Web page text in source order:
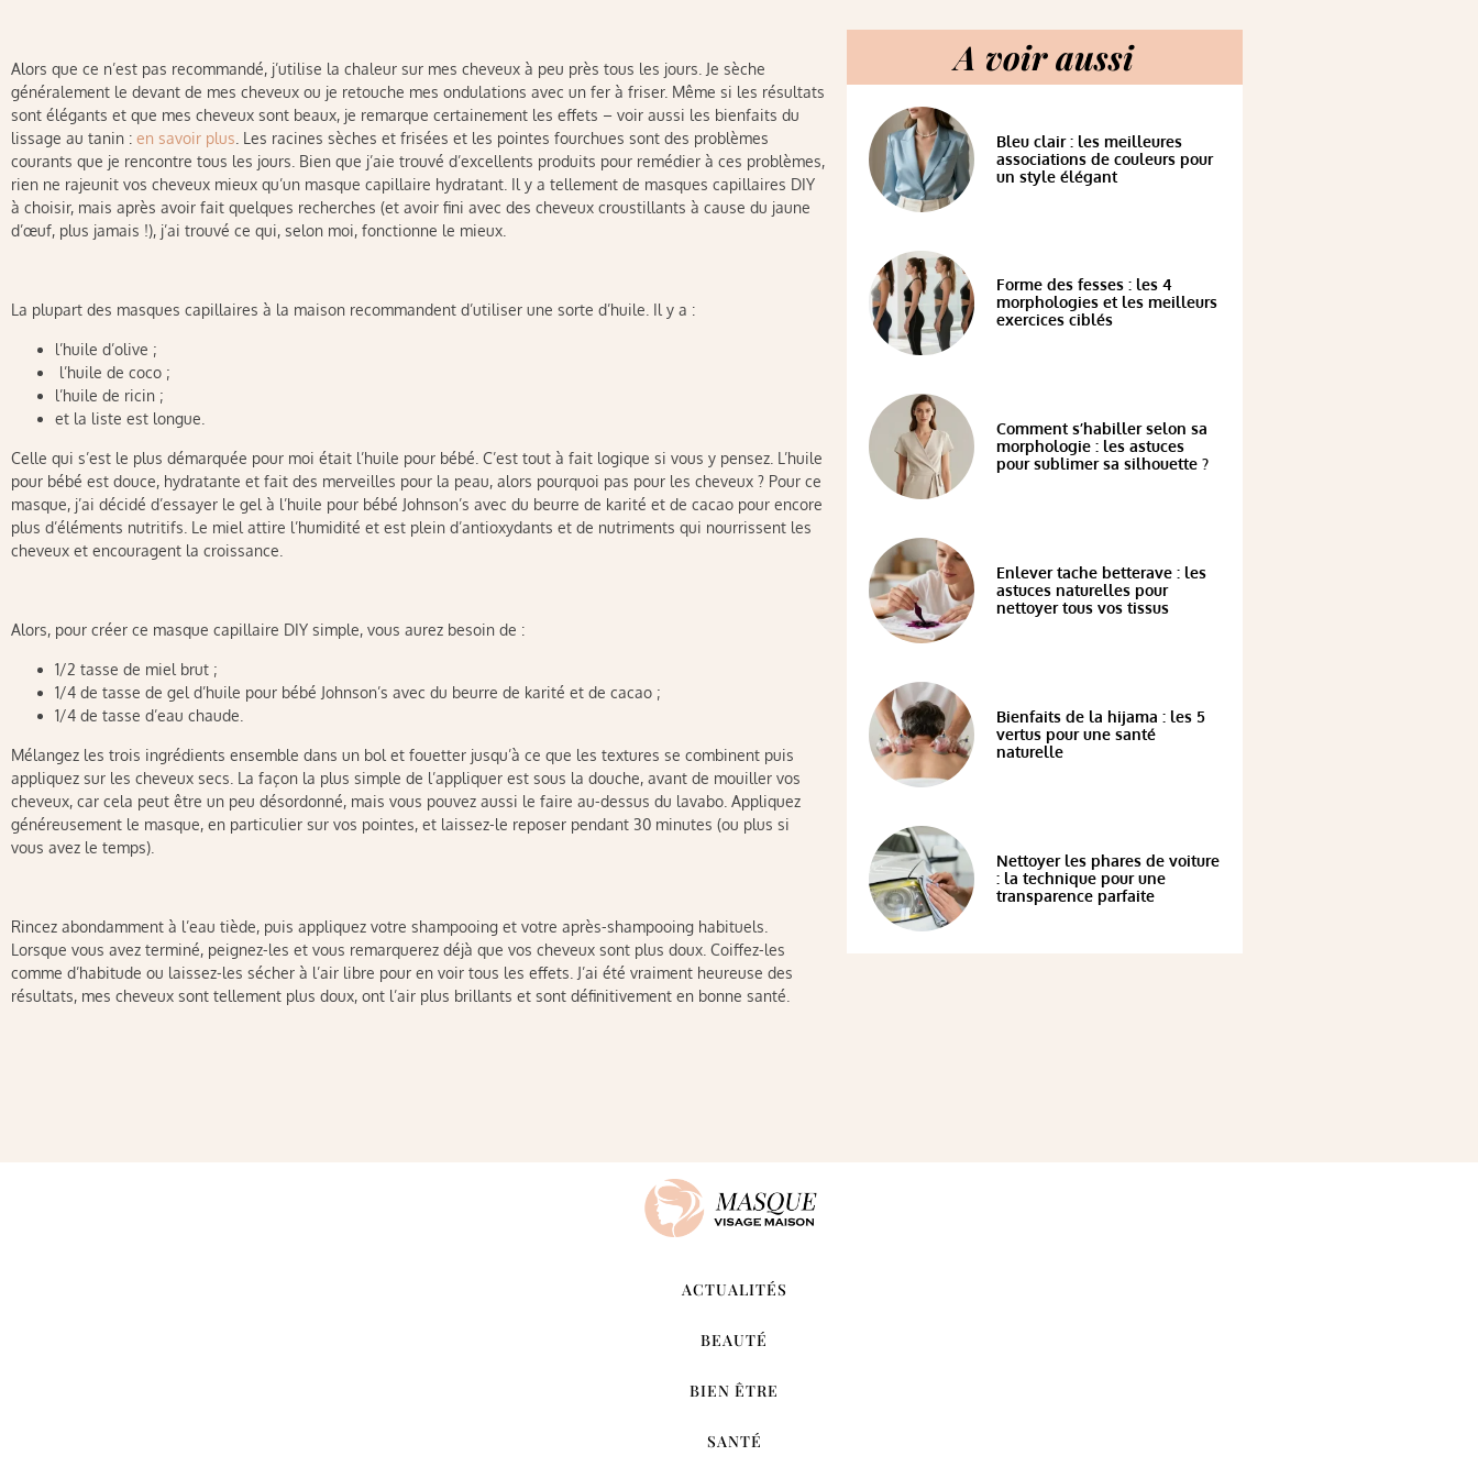
Alors que ce n’est pas recommandé, j’utilise la chaleur sur mes cheveux à peu près tous les jours. Je sèche
généralement le devant de mes cheveux ou je retouche mes ondulations avec un fer à friser. Même si les résultats
sont élégants et que mes cheveux sont beaux, je remarque certainement les effets – voir aussi les bienfaits du
lissage au tanin : en savoir plus . Les racines sèches et frisées et les pointes fourchues sont des problèmes
courants que je rencontre tous les jours. Bien que j’aie trouvé d’excellents produits pour remédier à ces problèmes,
rien ne rajeunit vos cheveux mieux qu’un masque capillaire hydratant. Il y a tellement de masques capillaires DIY
à choisir, mais après avoir fait quelques recherches (et avoir fini avec des cheveux croustillants à cause du jaune
d’œuf, plus jamais !), j’ai trouvé ce qui, selon moi, fonctionne le mieux.
La plupart des masques capillaires à la maison recommandent d’utiliser une sorte d’huile. Il y a :
l’huile d’olive ;
l’huile de coco ;
l’huile de ricin ;
et la liste est longue.
Celle qui s’est le plus démarquée pour moi était l’huile pour bébé. C’est tout à fait logique si vous y pensez. L’huile
pour bébé est douce, hydratante et fait des merveilles pour la peau, alors pourquoi pas pour les cheveux ? Pour ce
masque, j’ai décidé d’essayer le gel à l’huile pour bébé Johnson’s avec du beurre de karité et de cacao pour encore
plus d’éléments nutritifs. Le miel attire l’humidité et est plein d’antioxydants et de nutriments qui nourrissent les
cheveux et encouragent la croissance.
Alors, pour créer ce masque capillaire DIY simple, vous aurez besoin de :
1/2 tasse de miel brut ;
1/4 de tasse de gel d’huile pour bébé Johnson’s avec du beurre de karité et de cacao ;
1/4 de tasse d’eau chaude.
Mélangez les trois ingrédients ensemble dans un bol et fouetter jusqu’à ce que les textures se combinent puis
appliquez sur les cheveux secs. La façon la plus simple de l’appliquer est sous la douche, avant de mouiller vos
cheveux, car cela peut être un peu désordonné, mais vous pouvez aussi le faire au-dessus du lavabo. Appliquez
généreusement le masque, en particulier sur vos pointes, et laissez-le reposer pendant 30 minutes (ou plus si
vous avez le temps).
Rincez abondamment à l’eau tiède, puis appliquez votre shampooing et votre après-shampooing habituels.
Lorsque vous avez terminé, peignez-les et vous remarquerez déjà que vos cheveux sont plus doux. Coiffez-les
comme d’habitude ou laissez-les sécher à l’air libre pour en voir tous les effets. J’ai été vraiment heureuse des
résultats, mes cheveux sont tellement plus doux, ont l’air plus brillants et sont définitivement en bonne santé.
A voir aussi
Bleu clair : les meilleures
associations de couleurs pour
un style élégant
Forme des fesses : les 4
morphologies et les meilleurs
exercices ciblés
Comment s’habiller selon sa
morphologie : les astuces
pour sublimer sa silhouette ?
Enlever tache betterave : les
astuces naturelles pour
nettoyer tous vos tissus
Bienfaits de la hijama : les 5
vertus pour une santé
naturelle
Nettoyer les phares de voiture
: la technique pour une
transparence parfaite
ACTUALITÉS
BEAUTÉ
BIEN ÊTRE
SANTÉ